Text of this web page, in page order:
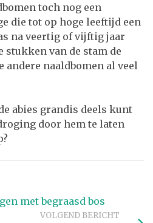
toch nog een
die tot op hoge leeftijd een
na veertig of vijftig jaar
stukken van de stam de
andere naaldbomen al veel
abies grandis deels kunt
door hem te laten
met begraasd bos
VOLGEND BERICHT